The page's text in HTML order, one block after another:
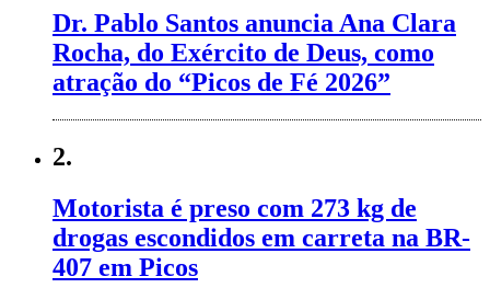
Dr. Pablo Santos anuncia Ana Clara
Rocha, do Exército de Deus, como
atração do “Picos de Fé 2026”
2.
Motorista é preso com 273 kg de
drogas escondidos em carreta na BR-
407 em Picos